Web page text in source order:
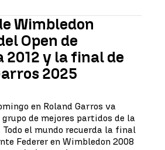
Wimbledon
Open de
y la final de
2025
en Roland Garros va
de mejores partidos de la
el mundo recuerda la final
Federer en Wimbledon 2008